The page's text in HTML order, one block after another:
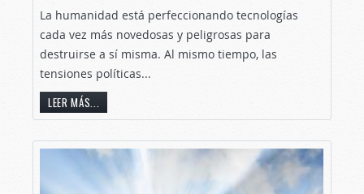
La humanidad está perfeccionando tecnologías
cada vez más novedosas y peligrosas para
destruirse a sí misma. Al mismo tiempo, las
tensiones políticas...
LEER MÁS...